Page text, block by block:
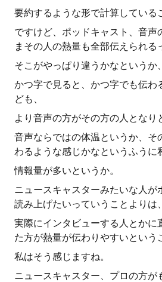
要約するような形で計算している
ですけど、ポッドキャスト、音声
まその人の熱量も全部伝えられる
そこがやっぱり違うかなというか、
かつ字で見ると、かつ字でも伝わ
ども、
より音声の方がその方の人となり
音声ならではの体温というか、そ
わるような感じかなというふうに
情報量が多いというか。
ニュースキャスターみたいな人が
読み上げたいっていうことよりは、
実際にインタビューする人とかに
た方が熱量が伝わりやすいという
私はそう感じますね。
ニュースキャスター、プロの方が